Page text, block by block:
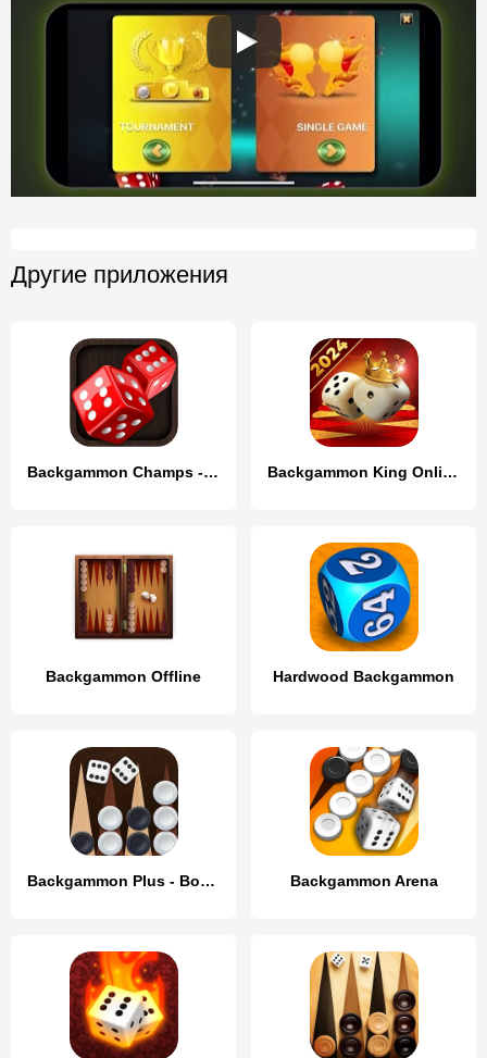
Другие приложения
Backgammon Champs - Board Game Backgammon King Online
Backgammon Offline Hardwood Backgammon
Backgammon Plus - Board Game Backgammon Arena